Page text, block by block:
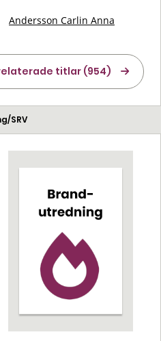
Andersson Carlin Anna
titlar (954)
SRV